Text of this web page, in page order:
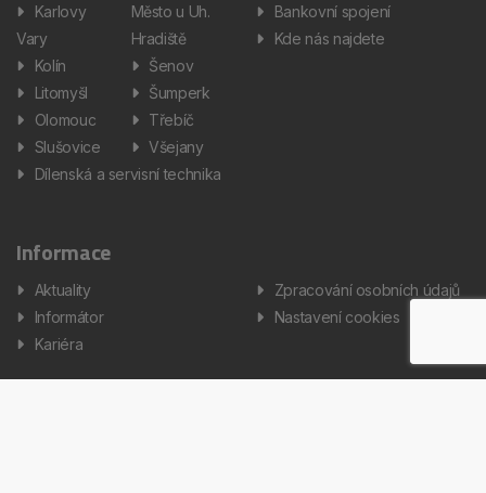
Karlovy
Vary
Kolín
Litomyšl
Olomouc
Slušovice
Město u Uh.
Hradiště
Šenov
Šumperk
Třebíč
Všejany
Dílenská a servisní technika
Bankovní spojení
Kde nás najdete
Informace
Aktuality
Informátor
Kariéra
Zpracování osobních údajů
Nastavení cookies